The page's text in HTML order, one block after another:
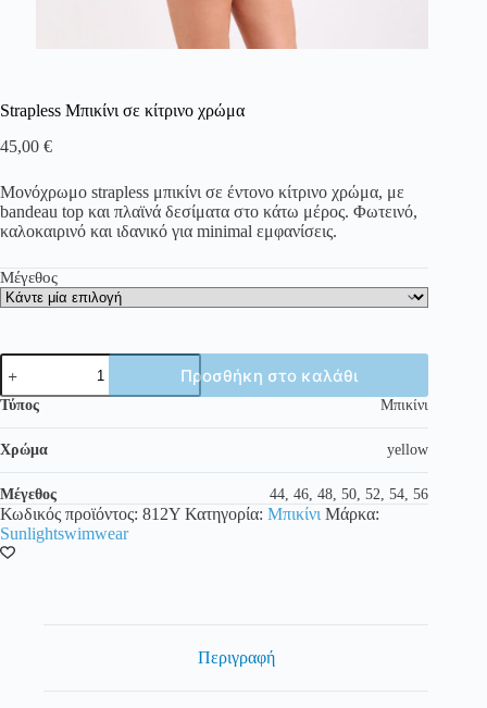
Strapless Mπικίνι σε κίτρινο χρώμα
45,00 €
Μονόχρωμο strapless μπικίνι σε έντονο κίτρινο χρώμα, με
bandeau top και πλαϊνά δεσίματα στο κάτω μέρος. Φωτεινό,
καλοκαιρινό και ιδανικό για minimal εμφανίσεις.
Μέγεθος
Strapless
Mπικίνι
σε
κίτρινο
ποσότητα
Προσθήκη στο καλάθι
Τύπος Μπικίνι
Χρώμα yellow
Μέγεθος 44, 46, 48, 50, 52, 54, 56
Κωδικός προϊόντος: 812Y Κατηγορία: Μπικίνι Μάρκα:
Sunlightswimwear
Περιγραφή